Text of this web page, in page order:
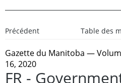
Précédent Table des
Gazette du Manitoba —
16, 2020
FR -